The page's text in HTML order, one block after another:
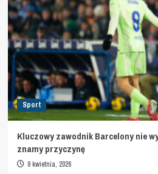
Sport
Kluczowy zawodnik Barcelony nie
znamy przyczynę
9 kwietnia, 2026